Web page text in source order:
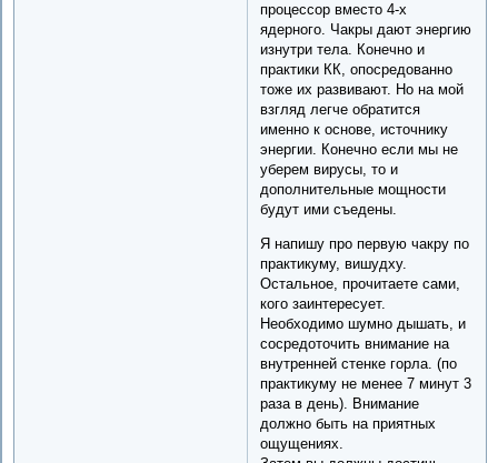
процессор вместо 4-х
ядерного. Чакры дают энергию
изнутри тела. Конечно и
практики КК, опосредованно
тоже их развивают. Но на мой
взгляд легче обратится
именно к основе, источнику
энергии. Конечно если мы не
уберем вирусы, то и
дополнительные мощности
будут ими съедены.
Я напишу про первую чакру по
практикуму, вишудху.
Остальное, прочитаете сами,
кого заинтересует.
Необходимо шумно дышать, и
сосредоточить внимание на
внутренней стенке горла. (по
практикуму не менее 7 минут 3
раза в день). Внимание
должно быть на приятных
ощущениях.